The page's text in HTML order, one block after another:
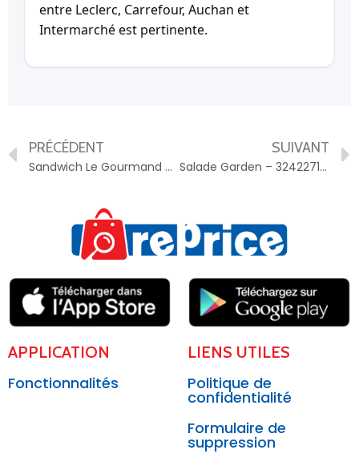
entre Leclerc, Carrefour, Auchan et
Intermarché est pertinente.
PRÉCÉDENT
Sandwich Le Gourmand Club – Jambon cru Chèvre – 3242272845355
SUIVANT
Salade Garden – 3242271000663
APPLICATION
Fonctionnalités
LIENS UTILES
Politique de
confidentialité
Formulaire de
suppression